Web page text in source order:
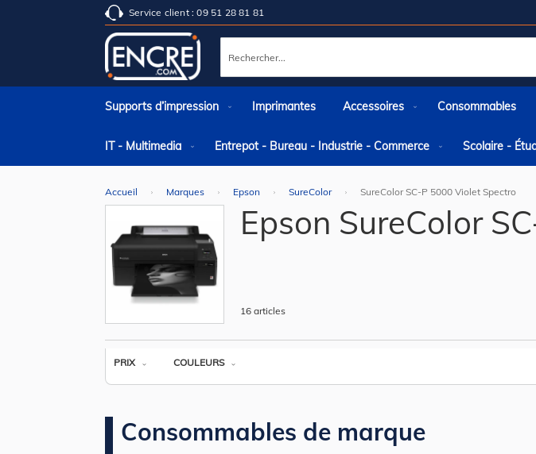
Service client : 09 51 28 81 81
Rechercher
Supports d’impression Imprimantes Accessoires Consommables
IT - Multimedia Entrepot - Bureau - Industrie - Commerce Scolaire -
Accueil Marques Epson SureColor SureColor SC-P 5000 Violet Spectro
Epson SureColor
PRIX COULEURS
16 articles
Consommables de marque